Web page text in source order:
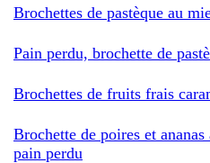
Brochettes de pastèque au
Pain perdu, brochette de
Brochettes de fruits frais
Brochette de poires et
pain perdu